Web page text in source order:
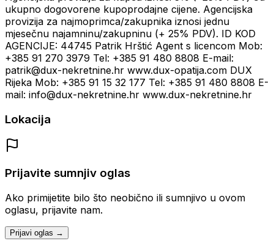
ukupno dogovorene kupoprodajne cijene. Agencijska
provizija za najmoprimca/zakupnika iznosi jednu
mjesečnu najamninu/zakupninu (+ 25% PDV). ID KOD
AGENCIJE: 44745 Patrik Hrštić Agent s licencom Mob:
+385 91 270 3979 Tel: +385 91 480 8808 E-mail:
patrik@dux-nekretnine.hr www.dux-opatija.com DUX
Rijeka Mob: +385 91 15 32 177 Tel: +385 91 480 8808 E-
mail: info@dux-nekretnine.hr www.dux-nekretnine.hr
Lokacija
Prijavite sumnjiv oglas
Ako primijetite bilo što neobično ili sumnjivo u ovom
oglasu, prijavite nam.
Prijavi oglas →